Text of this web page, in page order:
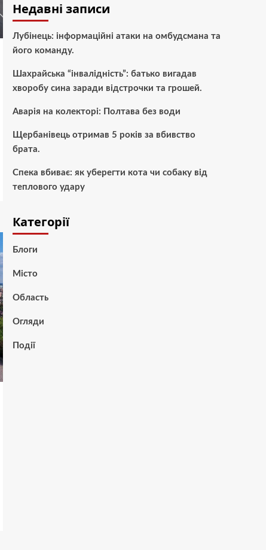
Недавні записи
Лубінець: інформаційні атаки на омбудсмана та
його команду.
Шахрайська “інвалідність”: батько вигадав
хворобу сина заради відстрочки та грошей.
Аварія на колекторі: Полтава без води
Щербанівець отримав 5 років за вбивство
брата.
Спека вбиває: як уберегти кота чи собаку від
теплового удару
Категорії
Блоги
Місто
Область
Огляди
Події